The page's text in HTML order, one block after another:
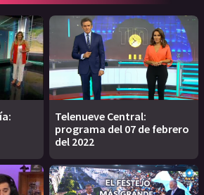
Telenueve Central:
programa del 07 de febrero
del 2022